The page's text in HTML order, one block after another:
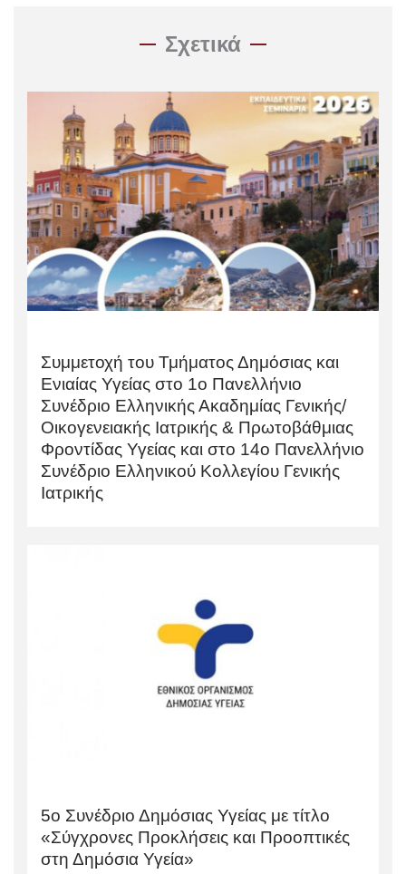
Σχετικά
Συμμετοχή του Τμήματος Δημόσιας και
Ενιαίας Υγείας στο 1o Πανελλήνιο
Συνέδριο Ελληνικής Ακαδημίας Γενικής/
Οικογενειακής Ιατρικής & Πρωτοβάθμιας
Φροντίδας Υγείας και στο 14ο Πανελλήνιο
Συνέδριο Ελληνικού Κολλεγίου Γενικής
Ιατρικής
5ο Συνέδριο Δημόσιας Υγείας με τίτλο
«Σύγχρονες Προκλήσεις και Προοπτικές
στη Δημόσια Υγεία»